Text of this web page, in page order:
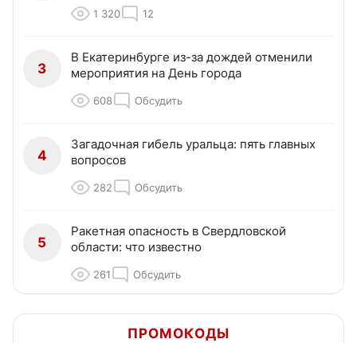
1 320 12
3
В Екатеринбурге из-за дождей отменили
мероприятия на День города
608 Обсудить
4
Загадочная гибель уральца: пять главных
вопросов
282 Обсудить
5
Ракетная опасность в Свердловской
области: что известно
261 Обсудить
ПРОМОКОДЫ